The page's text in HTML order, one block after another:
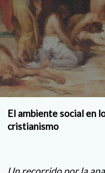
El ambiente social en
cristianismo